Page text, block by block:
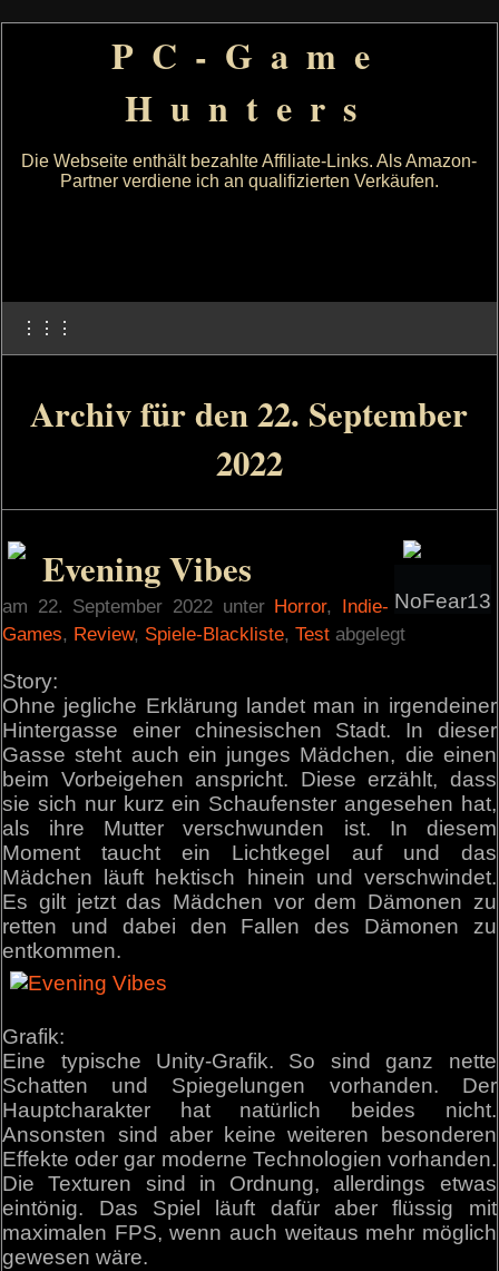
PC-Game
Hunters
Die Webseite enthält bezahlte Affiliate-Links. Als Amazon-
Partner verdiene ich an qualifizierten Verkäufen.
⋮⋮⋮
Archiv für den 22. September
2022
NoFear13
Evening Vibes
am 22. September 2022 unter Horror, Indie-
Games, Review, Spiele-Blackliste,Test abgelegt
Story:
Ohne jegliche Erklärung landet man in irgendeiner
Hintergasse einer chinesischen Stadt. In dieser
Gasse steht auch ein junges Mädchen, die einen
beim Vorbeigehen anspricht. Diese erzählt, dass
sie sich nur kurz ein Schaufenster angesehen hat,
als ihre Mutter verschwunden ist. In diesem
Moment taucht ein Lichtkegel auf und das
Mädchen läuft hektisch hinein und verschwindet.
Es gilt jetzt das Mädchen vor dem Dämonen zu
retten und dabei den Fallen des Dämonen zu
entkommen.
Grafik:
Eine typische Unity-Grafik. So sind ganz nette
Schatten und Spiegelungen vorhanden. Der
Hauptcharakter hat natürlich beides nicht.
Ansonsten sind aber keine weiteren besonderen
Effekte oder gar moderne Technologien vorhanden.
Die Texturen sind in Ordnung, allerdings etwas
eintönig. Das Spiel läuft dafür aber flüssig mit
maximalen FPS, wenn auch weitaus mehr möglich
gewesen wäre.